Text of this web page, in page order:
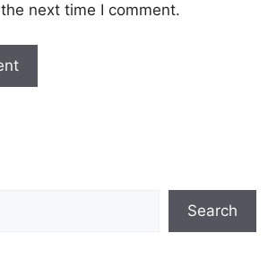
next time I comment.
Search